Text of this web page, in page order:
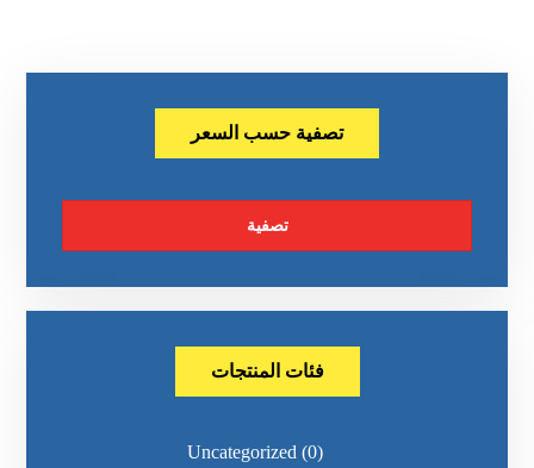
تصفية حسب السعر
تصفية
فئات المنتجات
Uncategorized (0)